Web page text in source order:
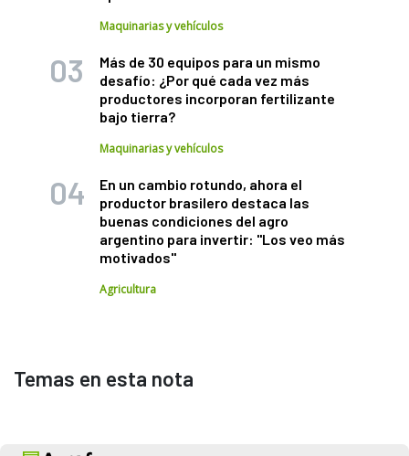
Maquinarias y vehículos
Más de 30 equipos para un mismo
desafío: ¿Por qué cada vez más
productores incorporan fertilizante
bajo tierra?
Maquinarias y vehículos
En un cambio rotundo, ahora el
productor brasilero destaca las
buenas condiciones del agro
argentino para invertir: "Los veo más
motivados"
Agricultura
Temas en esta nota